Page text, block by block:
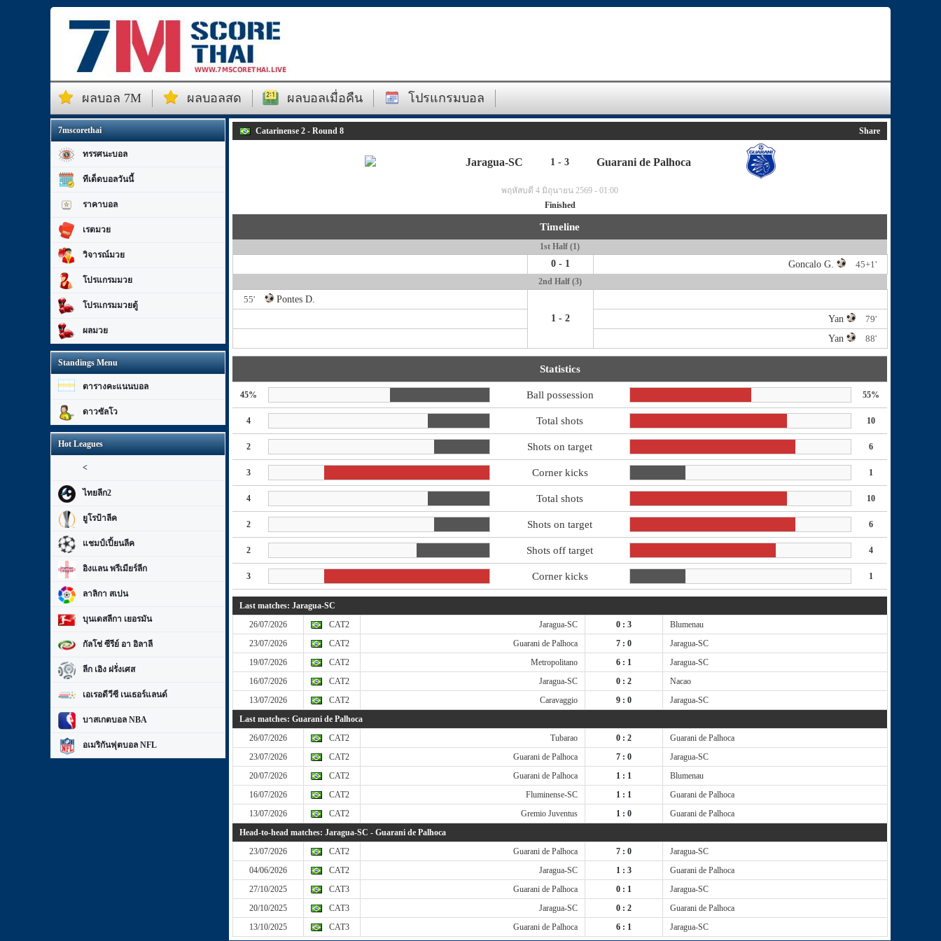
ผลบอล 7M ผลบอลสด ผลบอลเมื่อคืน โปรแกรมบอล
7mscorethai
ทรรศนะบอล
ทีเด็ดบอลวันนี้
ราคาบอล
เรตมวย
วิจารณ์มวย
โปรแกรมมวย
โปรแกรมมวยตู้
ผลมวย
Standings Menu
ตารางคะแนนบอล
ดาวซัลโว
Hot Leagues
<
ไทยลีก2
ยูโรป้าลีค
แชมป์เปี้ยนลีค
อิงแลน พรีเมียร์ลีก
ลาลิกา สเปน
บุนเดสลีกา เยอรมัน
กัลโช่ ซีรีย์ อา อิลาลี
ลีก เอิง ฝรั่งเศส
เอเรอดีวีซี เนเธอร์แลนด์
บาสเกตบอล NBA
อเมริกันฟุตบอล NFL
Catarinense 2 - Round 8 Share
Jaragua-SC 1 - 3 Guarani de Palhoca
พฤหัสบดี 4 มิถุนายน 2569 - 01:00
Finished
Timeline
1st Half (1)
0 - 1 Goncalo G. 45+1'
2nd Half (3)
55'
Pontes D.
1 - 2
Yan
79'
Yan
88'
Statistics
45% Ball possession 55%
4 Total shots 10
2 Shots on target 6
3 Corner kicks 1
4 Total shots 10
2 Shots on target 6
2 Shots off target 4
3 Corner kicks 1
Last matches: Jaragua-SC
26/07/2026
CAT2 Jaragua-SC 0 : 3
Blumenau
23/07/2026
CAT2 Guarani de Palhoca 7 : 0
Jaragua-SC
19/07/2026
CAT2 Metropolitano 6 : 1
Jaragua-SC
16/07/2026
CAT2 Jaragua-SC 0 : 2
Nacao
13/07/2026
CAT2 Caravaggio 9 : 0
Jaragua-SC
Last matches: Guarani de Palhoca
26/07/2026
CAT2 Tubarao 0 : 2
Guarani de Palhoca
23/07/2026
CAT2 Guarani de Palhoca 7 : 0
Jaragua-SC
20/07/2026
CAT2 Guarani de Palhoca 1 : 1
Blumenau
16/07/2026
CAT2 Fluminense-SC 1 : 1
Guarani de Palhoca
13/07/2026
CAT2 Gremio Juventus 1 : 0
Guarani de Palhoca
Head-to-head matches: Jaragua-SC - Guarani de Palhoca
23/07/2026
CAT2 Guarani de Palhoca 7 : 0
Jaragua-SC
04/06/2026
CAT2 Jaragua-SC 1 : 3
Guarani de Palhoca
27/10/2025
CAT3 Guarani de Palhoca 0 : 1
Jaragua-SC
20/10/2025
CAT3 Jaragua-SC 0 : 2
Guarani de Palhoca
13/10/2025
CAT3 Guarani de Palhoca 6 : 1 Jaragua-SC